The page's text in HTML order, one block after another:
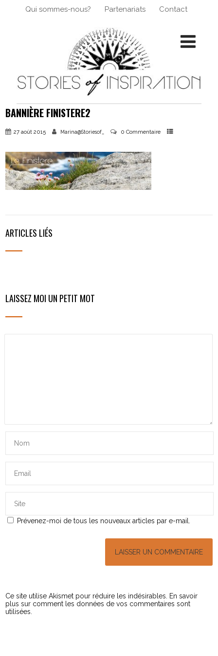
Qui sommes-nous? Partenariats Contact
BANNIÈRE FINISTERE2
27 août 2015 Marina@Storiesof_ 0 Commentaire
ARTICLES LIÉS
LAISSEZ MOI UN PETIT MOT
Prévenez-moi de tous les nouveaux articles par e-mail.
Ce site utilise Akismet pour réduire les indésirables. En savoir
plus sur comment les données de vos commentaires sont
utilisées.